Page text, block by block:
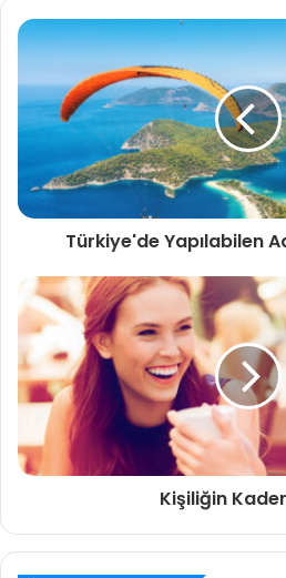
Türkiye'de Yapılabilen
Kişiliğin